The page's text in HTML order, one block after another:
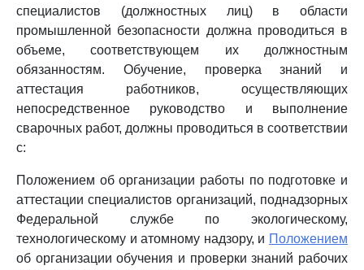
специалистов (должностных лиц) в области
промышленной безопасности должна проводиться в
объеме, соответствующем их должностным
обязанностям. Обучение, проверка знаний и
аттестация работников, осуществляющих
непосредственное руководство и выполнение
сварочных работ, должны проводиться в соответствии
с:
Положением об организации работы по подготовке и
аттестации специалистов организаций, поднадзорных
Федеральной службе по экологическому,
технологическому и атомному надзору, и Положением
об организации обучения и проверки знаний рабочих